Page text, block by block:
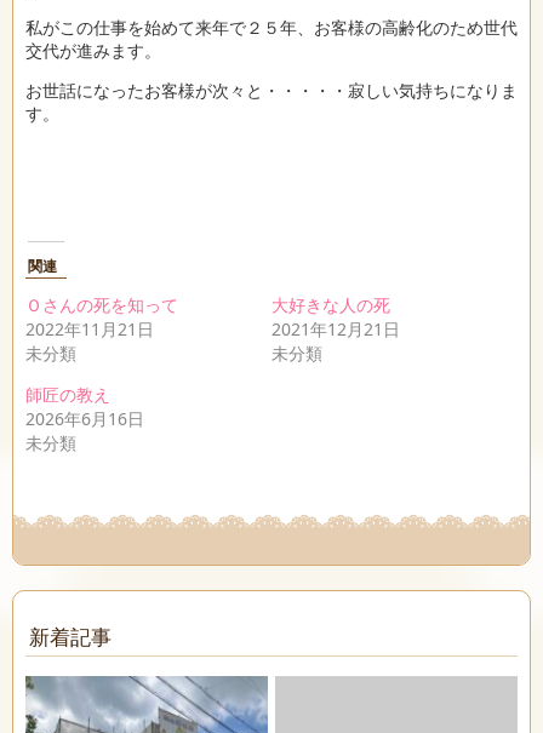
私がこの仕事を始めて来年で２５年、お客様の高齢化のため世代
交代が進みます。
お世話になったお客様が次々と・・・・・寂しい気持ちになりま
す。
関連
Ｏさんの死を知って
2022年11月21日
未分類
大好きな人の死
2021年12月21日
未分類
師匠の教え
2026年6月16日
未分類
新着記事